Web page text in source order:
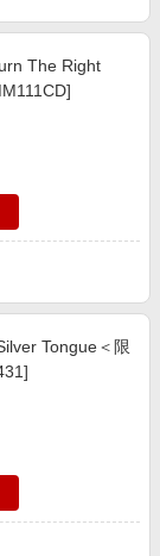
The Right
Tongue＜限